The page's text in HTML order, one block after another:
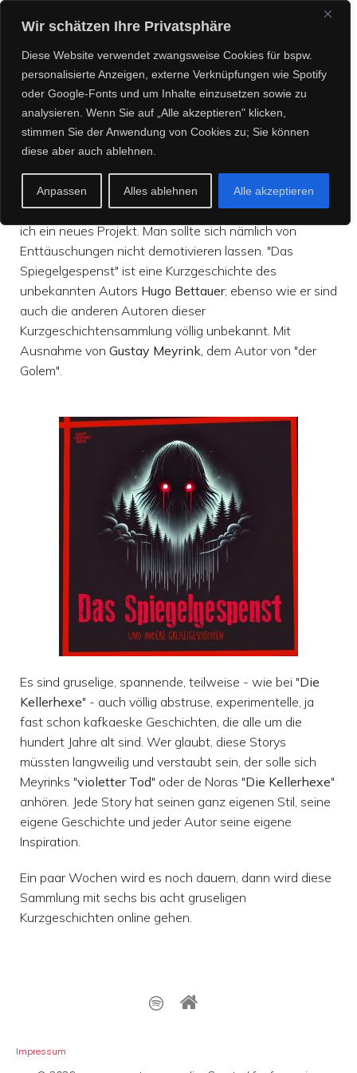
Wir schätzen Ihre Privatsphäre
Diese Website verwendet zwangsweise Cookies für bspw.
personalisierte Anzeigen, externe Verknüpfungen wie Spotify
oder Google-Fonts und um Inhalte einzusetzen sowie zu
analysieren. Wenn Sie auf „Alle akzeptieren" klicken,
stimmen Sie der Anwendung von Cookies zu; Sie können
diese aber auch ablehnen.
Anpassen Alles ablehnen Alle akzeptieren
CREEPY CREATURES
MEDIA
„Wasser“ (Horror)
Während das Crowdfunding zu "Poe & Co" noch läuft
und wahrscheinlich sein Ziel nicht erreichen wird, plane
ich ein neues Projekt. Man sollte sich nämlich von
Enttäuschungen nicht demotivieren lassen. "Das
Spiegelgespenst" ist eine Kurzgeschichte des
unbekannten Autors Hugo Bettauer; ebenso wie er sind
auch die anderen Autoren dieser
Kurzgeschichtensammlung völlig unbekannt. Mit
Ausnahme von Gustay Meyrink, dem Autor von "der
Golem".
Es sind gruselige, spannende, teilweise - wie bei "Die
Kellerhexe" - auch völlig abstruse, experimentelle, ja
fast schon kafkaeske Geschichten, die alle um die
hundert Jahre alt sind. Wer glaubt, diese Storys
müssten langweilig und verstaubt sein, der solle sich
Meyrinks "violetter Tod" oder de Noras "Die Kellerhexe"
anhören. Jede Story hat seinen ganz eigenen Stil, seine
eigene Geschichte und jeder Autor seine eigene
Inspiration.
Ein paar Wochen wird es noch dauern, dann wird diese
Sammlung mit sechs bis acht gruseligen
Kurzgeschichten online gehen.
Impressum